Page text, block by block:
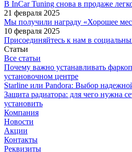
В InCar Tuning снова в продаже
21 февраля 2025
Мы получили награду «Хорошее
10 февраля 2025
Присоединяйтесь к нам в
Статьи
Все статьи
Почему важно устанавливать
установочном центре
Starline или Pandora: Выбор
Защита радиатора: для чего нужна
установить
Компания
Новости
Акции
Контакты
Реквизиты